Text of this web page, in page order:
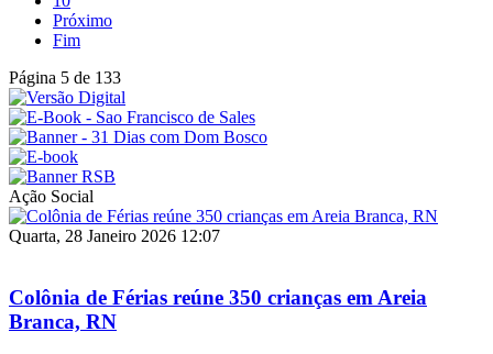
Próximo
Fim
Página 5 de 133
Ação Social
Quarta, 28 Janeiro 2026 12:07
Colônia de Férias reúne 350 crianças em Areia
Branca, RN